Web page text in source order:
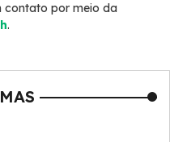
contato por meio da
.